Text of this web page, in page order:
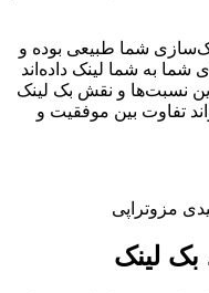
شما طبیعی بوده و
به شما لینک داده‌اند
نسبت‌ها و نقش بک لینک
تفاوت بین موفقیت و
بک لینک